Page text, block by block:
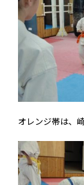
オレンジ帯は、